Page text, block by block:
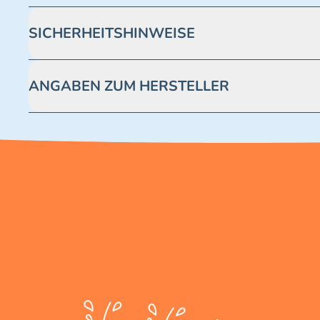
SICHERHEITSHINWEISE
ANGABEN ZUM HERSTELLER